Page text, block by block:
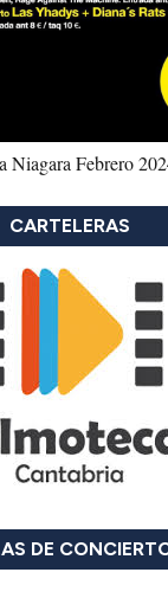
Niagara Febrero
CARTELERAS
DE